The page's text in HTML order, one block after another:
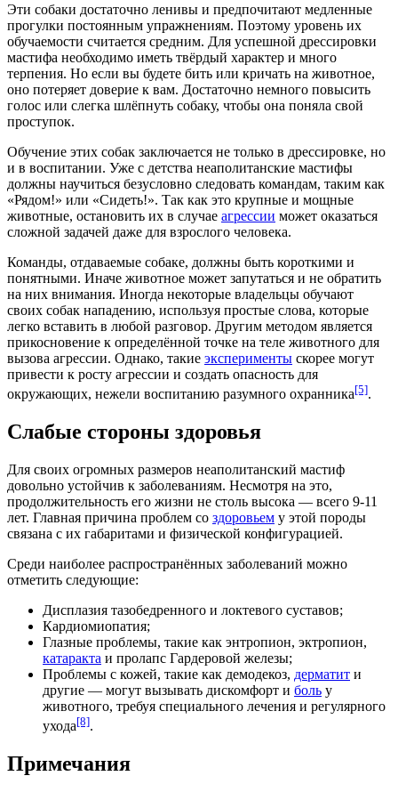
Эти собаки достаточно ленивы и предпочитают медленные
прогулки постоянным упражнениям. Поэтому уровень их
обучаемости считается средним. Для успешной дрессировки
мастифа необходимо иметь твёрдый характер и много
терпения. Но если вы будете бить или кричать на животное,
оно потеряет доверие к вам. Достаточно немного повысить
голос или слегка шлёпнуть собаку, чтобы она поняла свой
проступок.
Обучение этих собак заключается не только в дрессировке, но
и в воспитании. Уже с детства неаполитанские мастифы
должны научиться безусловно следовать командам, таким как
«Рядом!» или «Сидеть!». Так как это крупные и мощные
животные, остановить их в случае агрессии может оказаться
сложной задачей даже для взрослого человека.
Команды, отдаваемые собаке, должны быть короткими и
понятными. Иначе животное может запутаться и не обратить
на них внимания. Иногда некоторые владельцы обучают
своих собак нападению, используя простые слова, которые
легко вставить в любой разговор. Другим методом является
прикосновение к определённой точке на теле животного для
вызова агрессии. Однако, такие эксперименты скорее могут
привести к росту агрессии и создать опасность для
окружающих, нежели воспитанию разумного охранника[5].
Слабые стороны здоровья
Для своих огромных размеров неаполитанский мастиф
довольно устойчив к заболеваниям. Несмотря на это,
продолжительность его жизни не столь высока — всего 9-11
лет. Главная причина проблем со здоровьем у этой породы
связана с их габаритами и физической конфигурацией.
Среди наиболее распространённых заболеваний можно
отметить следующие:
Дисплазия тазобедренного и локтевого суставов;
Кардиомиопатия;
Глазные проблемы, такие как энтропион, эктропион,
катаракта и пролапс Гардеровой железы;
Проблемы с кожей, такие как демодекоз, дерматит и
другие — могут вызывать дискомфорт и боль у
животного, требуя специального лечения и регулярного
ухода[8].
Примечания